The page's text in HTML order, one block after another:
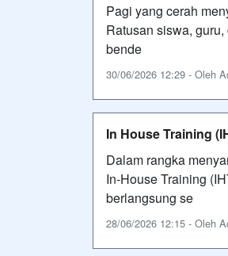
Pagi yang cerah
Ratusan siswa,
bende
30/06/2026 12:29 - Oleh
In House Training
Dalam rangka
In-House Training
berlangsung se
28/06/2026 12:15 - Oleh